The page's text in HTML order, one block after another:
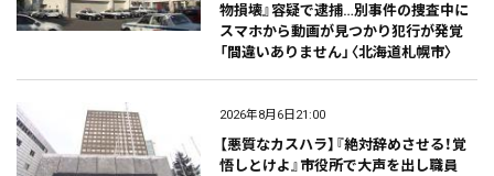
物損壊』容疑で逮捕…別事件の捜査中に
スマホから動画が見つかり犯行が発覚
「間違いありません」〈北海道札幌市〉
2026年8月6日21:00
【悪質なカスハラ】『絶対辞めさせる！覚
悟しとけよ』市役所で大声を出し職員